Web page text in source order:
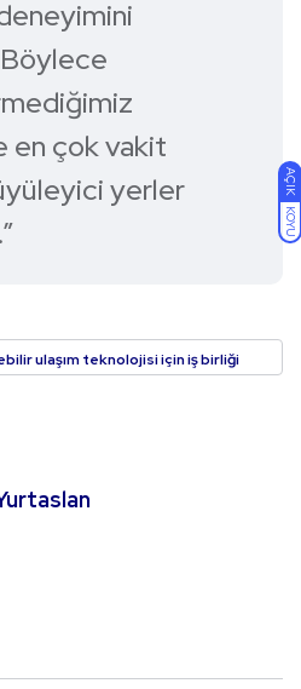
AÇIK
KOYU
en çok vakit
yerler
ulaşım teknolojisi için iş birliği